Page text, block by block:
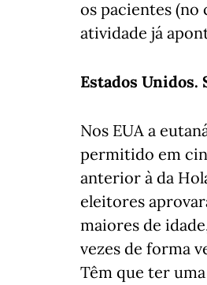
os pacientes (no
atividade já
Estados Unidos.
Nos EUA a
permitido em
anterior à da
eleitores
maiores de
vezes de forma
Têm que ter